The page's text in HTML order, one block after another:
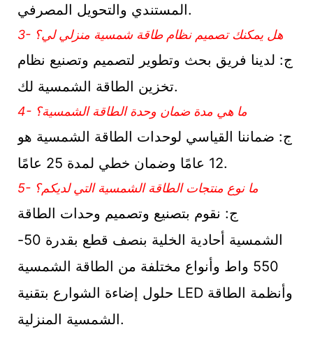
المستندي والتحويل المصرفي.
3- هل يمكنك تصميم نظام طاقة شمسية منزلي لي؟
ج: لدينا فريق بحث وتطوير لتصميم وتصنيع نظام
تخزين الطاقة الشمسية لك.
4- ما هي مدة ضمان وحدة الطاقة الشمسية؟
ج: ضماننا القياسي لوحدات الطاقة الشمسية هو
12 عامًا وضمان خطي لمدة 25 عامًا.
5- ما نوع منتجات الطاقة الشمسية التي لديكم؟
ج: نقوم بتصنيع وتصميم وحدات الطاقة
الشمسية أحادية الخلية بنصف قطع بقدرة 50-
550 واط وأنواع مختلفة من الطاقة الشمسية
حلول إضاءة الشوارع بتقنية LED وأنظمة الطاقة
الشمسية المنزلية.